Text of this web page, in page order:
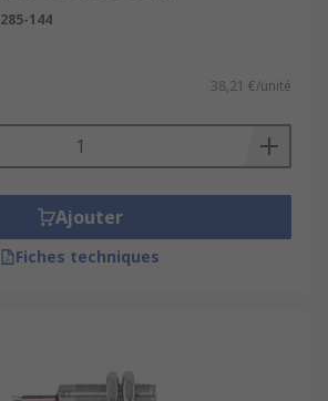
285-144
38,21 €/unité
Ajouter
Fiches techniques